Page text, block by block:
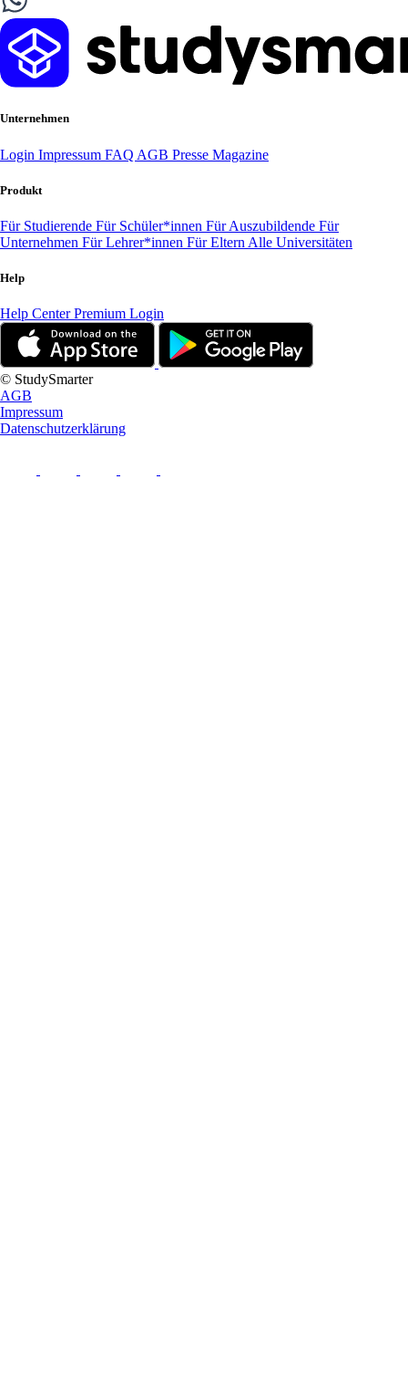
Unternehmen
Login Impressum FAQ AGB Presse Magazine
Produkt
Für Studierende Für Schüler*innen Für Auszubildende Für
Unternehmen Für Lehrer*innen Für Eltern Alle Universitäten
Help
Help CenterPremium Login
© StudySmarter
AGB
Impressum
Datenschutzerklärung